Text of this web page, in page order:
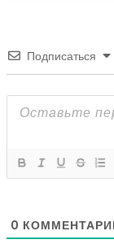
Подписаться
0